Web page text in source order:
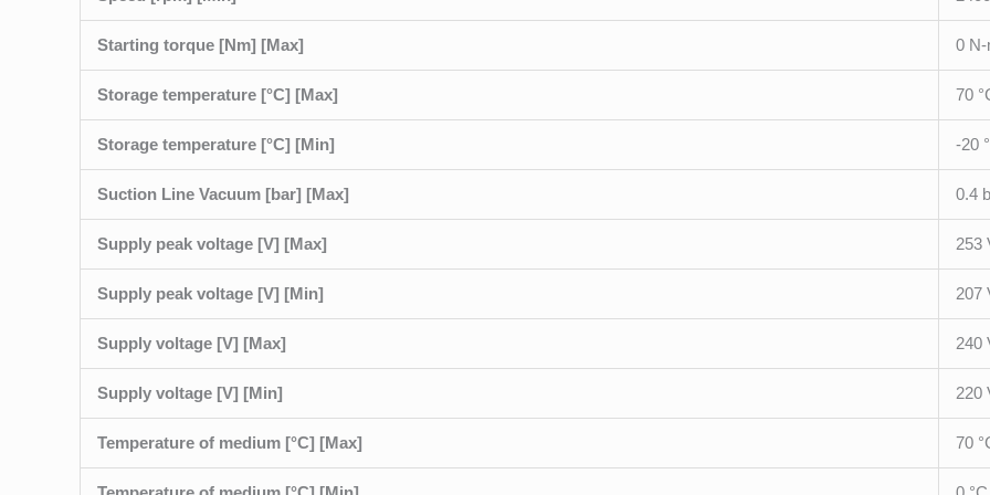
Starting torque [Nm] [Max] 0 N-
Storage temperature [°C] [Max] 70
Storage temperature [°C] [Min] -20
Suction Line Vacuum [bar] [Max] 0.4
Supply peak voltage [V] [Max] 253
Supply peak voltage [V] [Min] 207
Supply voltage [V] [Max] 240
Supply voltage [V] [Min] 220
Temperature of medium [°C] [Max] 70